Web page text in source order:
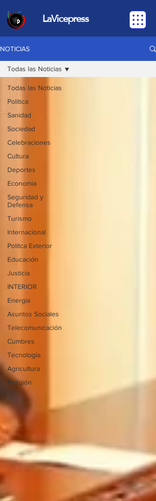
LaVicepress
NOTICIAS
Todas las Noticias
Política
Sanidad
Sociedad
Celebraciones
Cultura
Deportes
Economia
Seguridad y
Defensa
Turismo
Internacional
Politca Exterior
Educación
Justicia
INTERIOR
Energia
Asuntos Sociales
Telecomunicación
Cumbres
Tecnología
Agricultura
Religión
Todas las Noticias